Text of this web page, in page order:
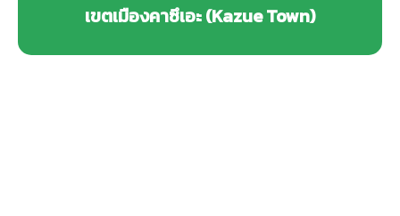
เขตเมืองคาซึเอะ (Kazue Town)